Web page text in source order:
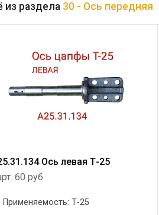
из раздела 30 - Ось передняя
Ось левая Т-25
60 руб
Применяемость: Т-25